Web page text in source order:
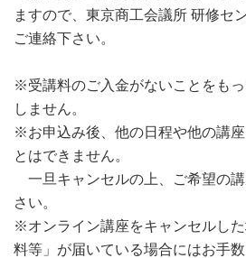
ますので、東京商工会議所 研修セ
ご連絡下さい。
※受講料のご入金がないことをも
しません。
※お申込み後、他の日程や他の講
とはできません。
一旦キャンセルの上、ご希望の
さい。
※オンライン講座をキャンセルし
料等」が届いている場合にはお手